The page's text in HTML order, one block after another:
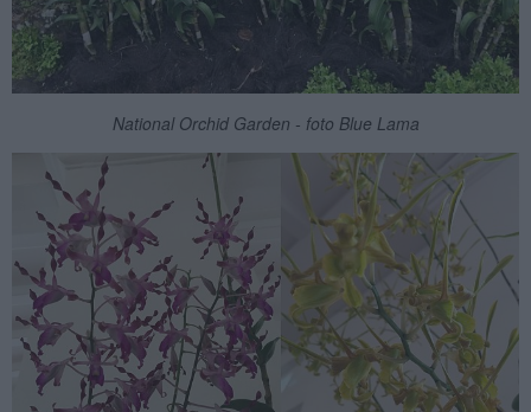
National Orchid Garden - foto Blue Lama